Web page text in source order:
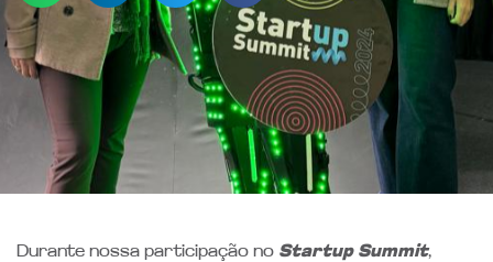
Durante nossa participação no Startup Summit,